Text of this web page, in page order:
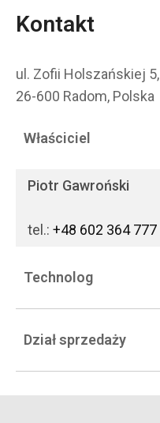
Kontakt
ul. Zofii Holszańskiej 5,
26-600 Radom, Polska
Właściciel
Piotr Gawroński
tel.: +48 602 364 777
Technolog
Dział sprzedaży